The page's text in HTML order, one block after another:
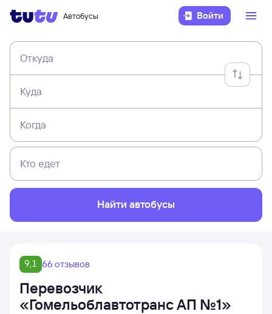
Автобусы Войти
Откуда
Куда
Когда
Кто едет
Найти автобусы
9,1 66 отзывов
Перевозчик
«Гомельоблавтотранс АП №1»